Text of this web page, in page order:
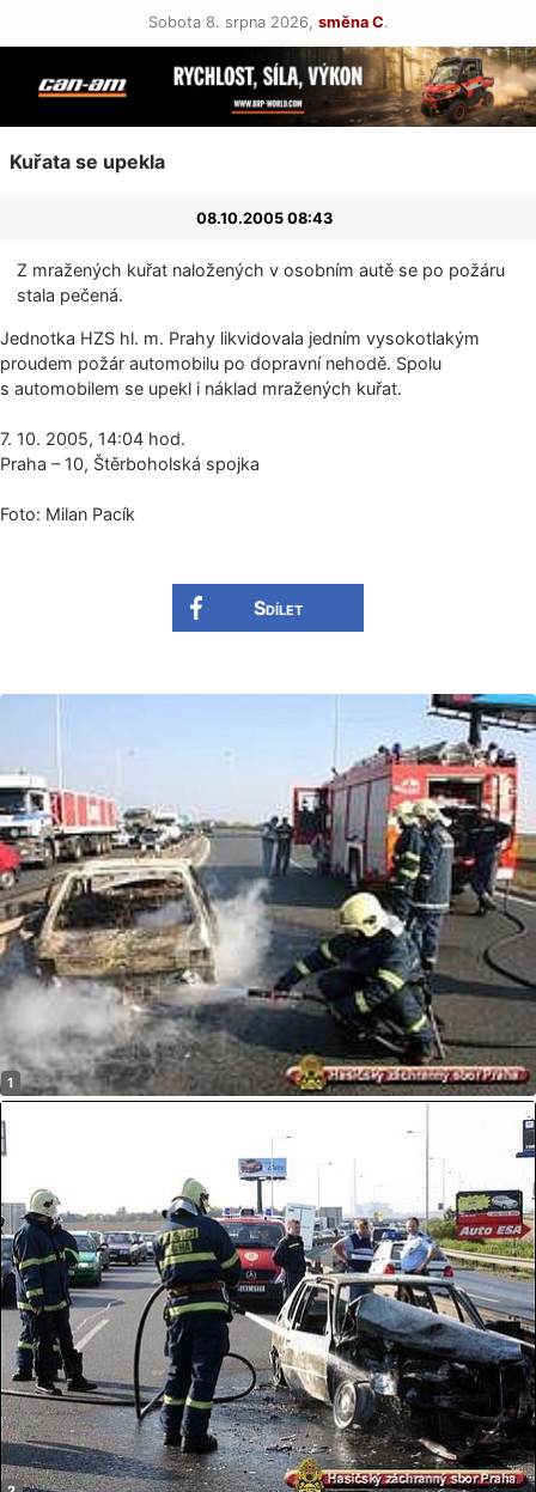
Sobota 8. srpna 2026, směna C.
Kuřata se upekla
08.10.2005 08:43
Z mražených kuřat naložených v osobním autě se po požáru
stala pečená.
Jednotka HZS hl. m. Prahy likvidovala jedním vysokotlakým
proudem požár automobilu po dopravní nehodě. Spolu
s automobilem se upekl i náklad mražených kuřat.
7. 10. 2005, 14:04 hod.
Praha – 10, Štěrboholská spojka
Foto: Milan Pacík
Sdílet